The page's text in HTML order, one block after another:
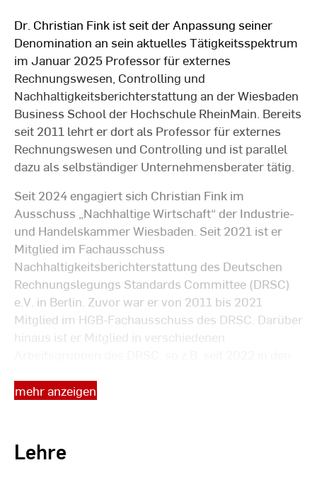
Dr. Christian Fink ist seit der Anpassung seiner
Denomination an sein aktuelles Tätigkeitsspektrum
im Januar 2025 Professor für externes
Rechnungswesen, Controlling und
Nachhaltigkeitsberichterstattung an der Wiesbaden
Business School der Hochschule RheinMain. Bereits
seit 2011 lehrt er dort als Professor für externes
Rechnungswesen und Controlling und ist parallel
dazu als selbständiger Unternehmensberater tätig.
Seit 2024 engagiert sich Christian Fink im
Ausschuss „Nachhaltige Wirtschaft“ der Industrie-
und Handelskammer Wiesbaden. Seit 2021 ist er
Mitglied im Fachausschuss
Nachhaltigkeitsberichterstattung des Deutschen
Rechnungslegungs Standards Committee (DRSC)
e.V. in Berlin. Zuvor war er von 2011 bis 2021
Mitglied im HGB-Fachausschuss des DRSC. Darüber
hinaus ist er Mitglied in verschiedenen
„Klimaberichterstattung“ sowie seit 2010 in der
„Nachhaltigkeitsberichterstattung von KMU“, einem
Gemeinschaftsprojekt des Rates für Nachhaltige
mehr anzeigen
Lehre